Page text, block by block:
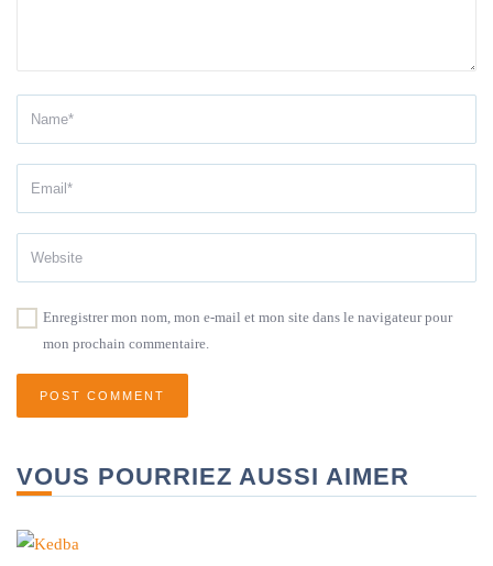
Enregistrer mon nom, mon e-mail et mon site dans le navigateur pour
mon prochain commentaire.
VOUS POURRIEZ AUSSI AIMER